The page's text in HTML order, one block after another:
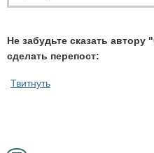
Не забудьте сказать
сделать перепост:
Твитнуть